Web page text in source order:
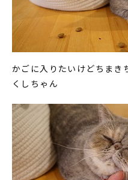
かごに入りたいけどちまき
くしちゃん